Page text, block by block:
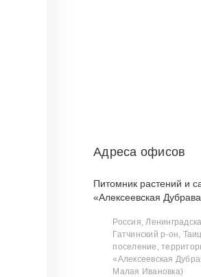
Адреса офисов
Питомник растений и
«Алексеевская
Россия,
Гатчинский р‑он,
поселение,
«Алексеевская
Малая Ивановка)